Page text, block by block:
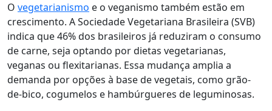
O vegetarianismo e o veganismo também estão em
crescimento. A Sociedade Vegetariana Brasileira (SVB)
indica que 46% dos brasileiros já reduziram o consumo
de carne, seja optando por dietas vegetarianas,
veganas ou flexitarianas. Essa mudança amplia a
demanda por opções à base de vegetais, como grão-
de-bico, cogumelos e hambúrgueres de leguminosas.